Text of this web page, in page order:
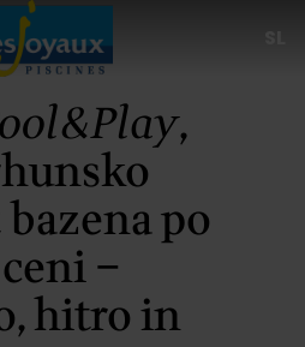
,
po
–
hitro in